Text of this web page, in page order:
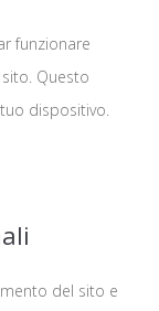
funzionare
Questo
dispositivo.
del sito e